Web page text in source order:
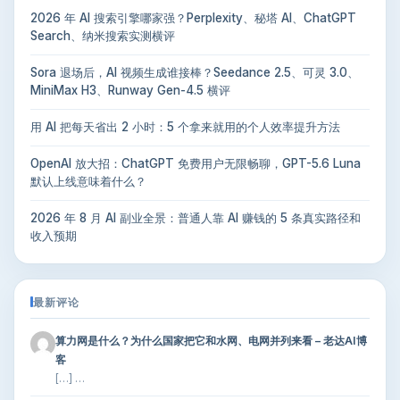
2026 年 AI 搜索引擎哪家强？Perplexity、秘塔 AI、ChatGPT
Search、纳米搜索实测横评
Sora 退场后，AI 视频生成谁接棒？Seedance 2.5、可灵 3.0、
MiniMax H3、Runway Gen-4.5 横评
用 AI 把每天省出 2 小时：5 个拿来就用的个人效率提升方法
OpenAI 放大招：ChatGPT 免费用户无限畅聊，GPT-5.6 Luna
默认上线意味着什么？
2026 年 8 月 AI 副业全景：普通人靠 AI 赚钱的 5 条真实路径和
收入预期
最新评论
算力网是什么？为什么国家把它和水网、电网并列来看 – 老达AI博
客
[…] …